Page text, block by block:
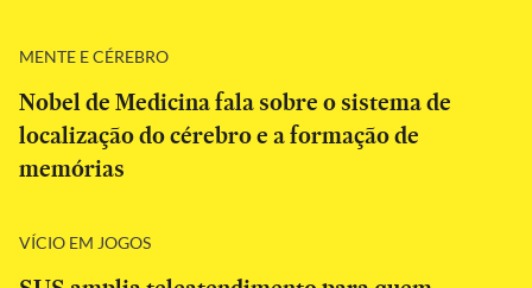
MENTE E CÉREBRO
Nobel de Medicina fala sobre o sistema de
localização do cérebro e a formação de
memórias
VÍCIO EM JOGOS